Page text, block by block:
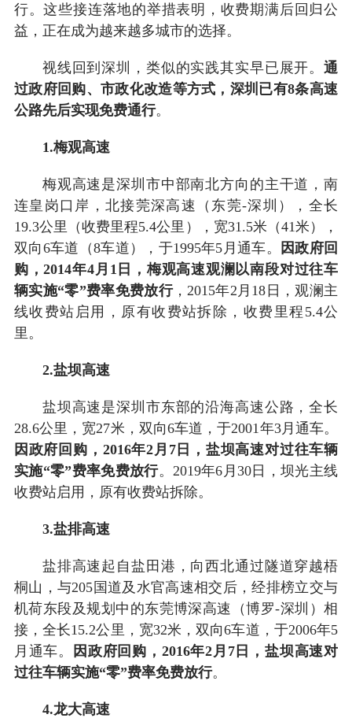
行。这些接连落地的举措表明，收费期满后回归公
益，正在成为越来越多城市的选择。
视线回到深圳，类似的实践其实早已展开。通
过政府回购、市政化改造等方式，深圳已有8条高速
公路先后实现免费通行。
1.梅观高速
梅观高速是深圳市中部南北方向的主干道，南
连皇岗口岸，北接莞深高速（东莞-深圳），全长
19.3公里（收费里程5.4公里），宽31.5米（41米），
双向6车道（8车道），于1995年5月通车。
因政府回
购，2014年4月1日，梅观高速观澜以南段对过往车
辆实施“零”费率免费放行，2015年2月18日，观澜主
线收费站启用，原有收费站拆除，收费里程5.4公
里。
2.盐坝高速
盐坝高速是深圳市东部的沿海高速公路，全长
28.6公里，宽27米，双向6车道，于2001年3月通车。
因政府回购，2016年2月7日，盐坝高速对过往车辆
实施“零”费率免费放行。2019年6月30日，坝光主线
收费站启用，原有收费站拆除。
3.盐排高速
盐排高速起自盐田港，向西北通过隧道穿越梧
桐山，与205国道及水官高速相交后，经排榜立交与
机荷东段及规划中的东莞博深高速（博罗-深圳）相
接，全长15.2公里，宽32米，双向6车道，于2006年5
月通车。
因政府回购，2016年2月7日，盐坝高速对
过往车辆实施“零”费率免费放行。
4.龙大高速